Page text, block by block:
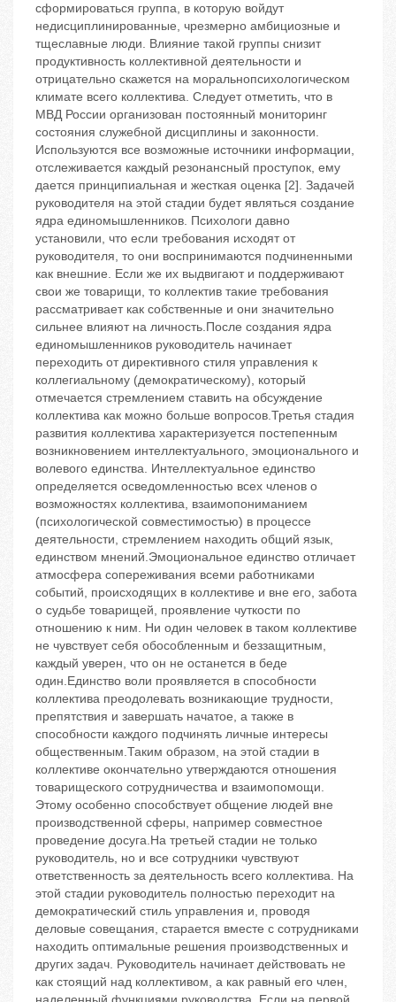
сформироваться группа, в которую войдут
недисциплинированные, чрезмерно амбициозные и
тщеславные люди. Влияние такой группы снизит
продуктивность коллективной деятельности и
отрицательно скажется на моральнопсихологическом
климате всего коллектива. Следует отметить, что в
МВД России организован постоянный мониторинг
состояния служебной дисциплины и законности.
Используются все возможные источники информации,
отслеживается каждый резонансный проступок, ему
дается принципиальная и жесткая оценка [2]. Задачей
руководителя на этой стадии будет являться создание
ядра единомышленников. Психологи давно
установили, что если требования исходят от
руководителя, то они воспринимаются подчиненными
как внешние. Если же их выдвигают и поддерживают
свои же товарищи, то коллектив такие требования
рассматривает как собственные и они значительно
сильнее влияют на личность.После создания ядра
единомышленников руководитель начинает
переходить от директивного стиля управления к
коллегиальному (демократическому), который
отмечается стремлением ставить на обсуждение
коллектива как можно больше вопросов.Третья стадия
развития коллектива характеризуется постепенным
возникновением интеллектуального, эмоционального и
волевого единства. Интеллектуальное единство
определяется осведомленностью всех членов о
возможностях коллектива, взаимопониманием
(психологической совместимостью) в процессе
деятельности, стремлением находить общий язык,
единством мнений.Эмоциональное единство отличает
атмосфера сопереживания всеми работниками
событий, происходящих в коллективе и вне его, забота
о судьбе товарищей, проявление чуткости по
отношению к ним. Ни один человек в таком коллективе
не чувствует себя обособленным и беззащитным,
каждый уверен, что он не останется в беде
один.Единство воли проявляется в способности
коллектива преодолевать возникающие трудности,
препятствия и завершать начатое, а также в
способности каждого подчинять личные интересы
общественным.Таким образом, на этой стадии в
коллективе окончательно утверждаются отношения
товарищеского сотрудничества и взаимопомощи.
Этому особенно способствует общение людей вне
производственной сферы, например совместное
проведение досуга.На третьей стадии не только
руководитель, но и все сотрудники чувствуют
ответственность за деятельность всего коллектива. На
этой стадии руководитель полностью переходит на
демократический стиль управления и, проводя
деловые совещания, старается вместе с сотрудниками
находить оптимальные решения производственных и
других задач. Руководитель начинает действовать не
как стоящий над коллективом, а как равный его член,